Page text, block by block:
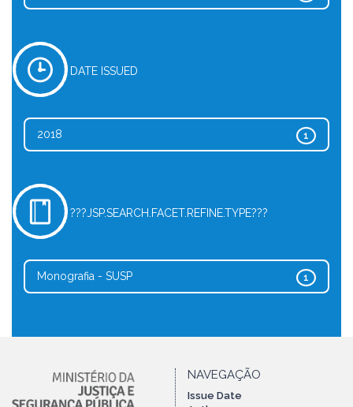
DATE ISSUED
1
2018
???JSP.SEARCH.FACET.REFINE.TYPE???
1
Monografia - SUSP
NAVEGAÇÃO
Issue Date